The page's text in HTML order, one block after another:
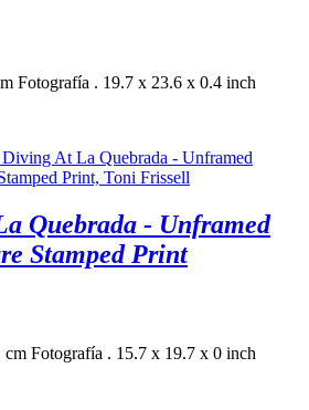
Fotografía . 19.7 x 23.6 x 0.4 inch
Quebrada - Unframed
Stamped Print
cm Fotografía . 15.7 x 19.7 x 0 inch